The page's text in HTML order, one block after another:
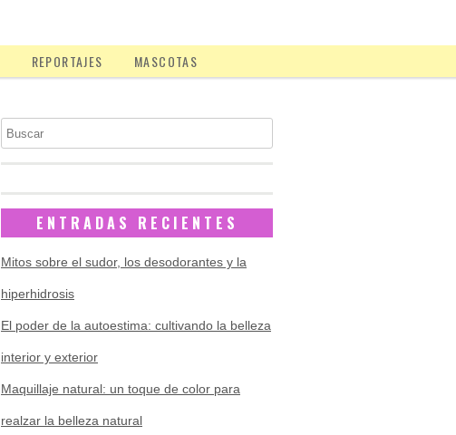
REPORTAJES MASCOTAS
Buscar
ENTRADAS RECIENTES
Mitos sobre el sudor, los desodorantes y la
hiperhidrosis
El poder de la autoestima: cultivando la belleza
interior y exterior
Maquillaje natural: un toque de color para
realzar la belleza natural